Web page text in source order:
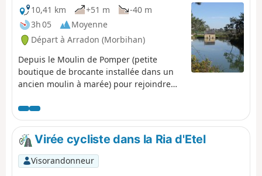
10,41 km
+51 m
-40 m
3h 05
Moyenne
Départ à Arradon (Morbihan)
Depuis le Moulin de Pomper (petite
boutique de brocante installée dans un
ancien moulin à marée) pour rejoindre
des chemins seront des sentiers côtiers
(GR®34). Vue sur la côte et les îles du
golfe.Virée cycliste dans la Ria d'Etel
Visorandonneur